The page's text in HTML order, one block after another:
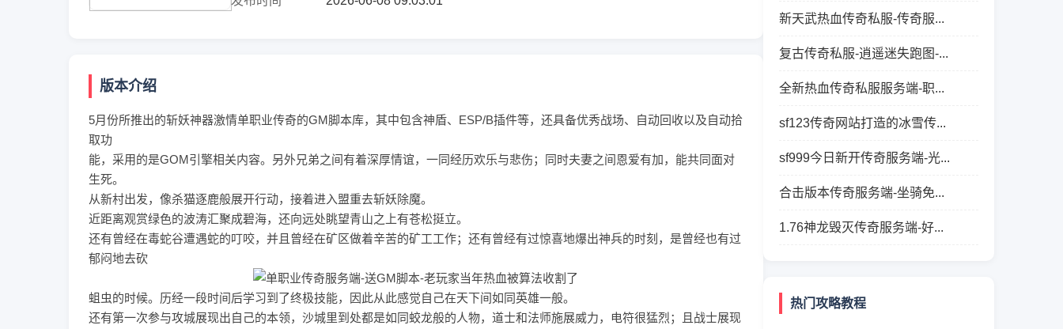
版本介绍
5月份所推出的斩妖神器激情单职业传奇的GM脚本库，其中包含神盾、ESP/B插件等，还具备优秀战场、自动回收以及自动拾
取功
能，采用的是GOM引擎相关内容。另外兄弟之间有着深厚情谊，一同经历欢乐与悲伤；同时夫妻之间恩爱有加，能共同面对
生死。
从新村出发，像杀猫逐鹿般展开行动，接着进入盟重去斩妖除魔。
近距离观赏绿色的波涛汇聚成碧海，还向远处眺望青山之上有苍松挺立。
还有曾经在毒蛇谷遭遇蛇的叮咬，并且曾经在矿区做着辛苦的矿工工作；还有曾经有过惊喜地爆出神兵的时刻，是曾经也有过
郁闷地去砍
蛆虫的时候。历经一段时间后学习到了终极技能，因此从此感觉自己在天下间如同英雄一般。
还有第一次参与攻城展现出自己的本领，沙城里到处都是如同蛟龙般的人物，道士和法师施展威力，电符很猛烈；且战士展现
新天武热血传奇私服-传奇服...
复古传奇私服-逍遥迷失跑图-...
全新热血传奇私服服务端-职...
sf123传奇网站打造的冰雪传...
sf999今日新开传奇服务端-光...
合击版本传奇服务端-坐骑免...
1.76神龙毁灭传奇服务端-好...
热门攻略教程